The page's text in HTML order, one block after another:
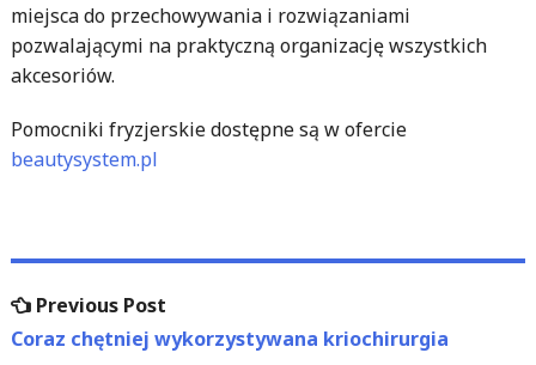
miejsca do przechowywania i rozwiązaniami
pozwalającymi na praktyczną organizację wszystkich
akcesoriów.
Pomocniki fryzjerskie dostępne są w ofercie
beautysystem.pl
Nawigacja
wpisu
Previous PostPrevious
post:
Coraz chętniej wykorzystywana kriochirurgia